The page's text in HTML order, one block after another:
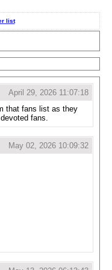
list
April 29, 2026 11:07:18
that fans list as they
fans.
May 02, 2026 10:09:32